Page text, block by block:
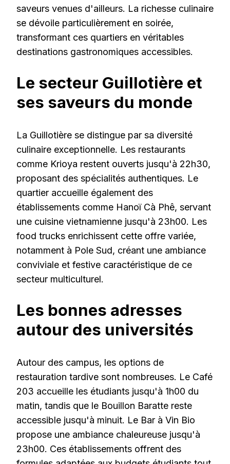
saveurs venues d'ailleurs. La richesse culinaire
se dévoile particulièrement en soirée,
transformant ces quartiers en véritables
destinations gastronomiques accessibles.
Le secteur Guillotière et
ses saveurs du monde
La Guillotière se distingue par sa diversité
culinaire exceptionnelle. Les restaurants
comme Krioya restent ouverts jusqu'à 22h30,
proposant des spécialités authentiques. Le
quartier accueille également des
établissements comme Hanoï Cà Phê, servant
une cuisine vietnamienne jusqu'à 23h00. Les
food trucks enrichissent cette offre variée,
notamment à Pole Sud, créant une ambiance
conviviale et festive caractéristique de ce
secteur multiculturel.
Les bonnes adresses
autour des universités
Autour des campus, les options de
restauration tardive sont nombreuses. Le Café
203 accueille les étudiants jusqu'à 1h00 du
matin, tandis que le Bouillon Baratte reste
accessible jusqu'à minuit. Le Bar à Vin Bio
propose une ambiance chaleureuse jusqu'à
23h00. Ces établissements offrent des